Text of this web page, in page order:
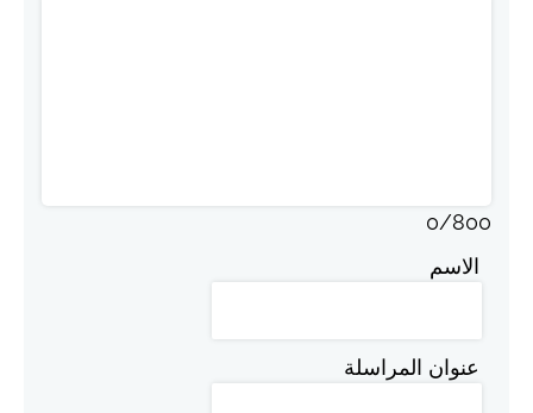
0/800
الاسم
عنوان المراسلة